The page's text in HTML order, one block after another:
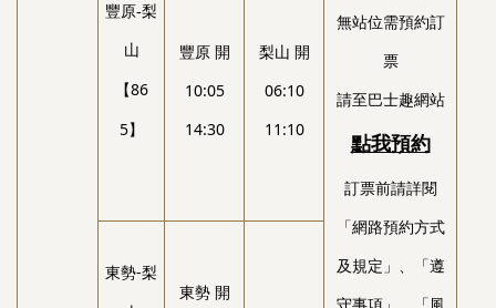
豐原-梨
山
【86
5】
豐原 開
10:05
14:30
梨山 開
06:10
11:10
無站位需預約訂
票
請至巴士趣網站
點我預約
訂票前請詳閱
「網路預約方式
及規定」、「遵
守事項」、「風
東勢-梨
東勢 開